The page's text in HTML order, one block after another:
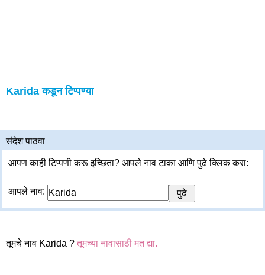
Karida कडून टिप्पण्या
संदेश पाठवा
आपण काही टिप्पणी करू इच्छिता? आपले नाव टाका आणि पुढे क्लिक करा:
आपले नाव:
तूमचे नाव Karida ? तूमच्या नावासाठी मत द्या.